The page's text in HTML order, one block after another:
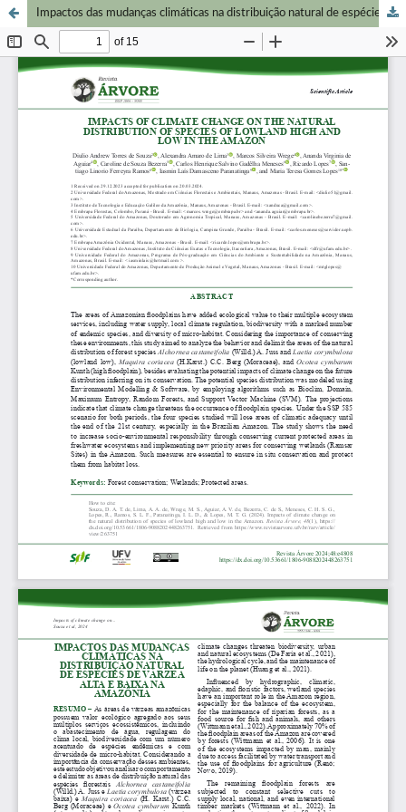
Impactos das mudanças climáticas na distribuição natural de espécies de várzea alta e baixa na Amazônia